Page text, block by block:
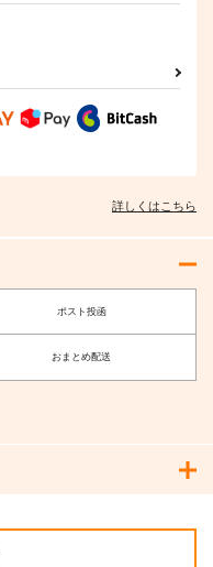
詳しくはこちら
ポスト投函
おまとめ配送